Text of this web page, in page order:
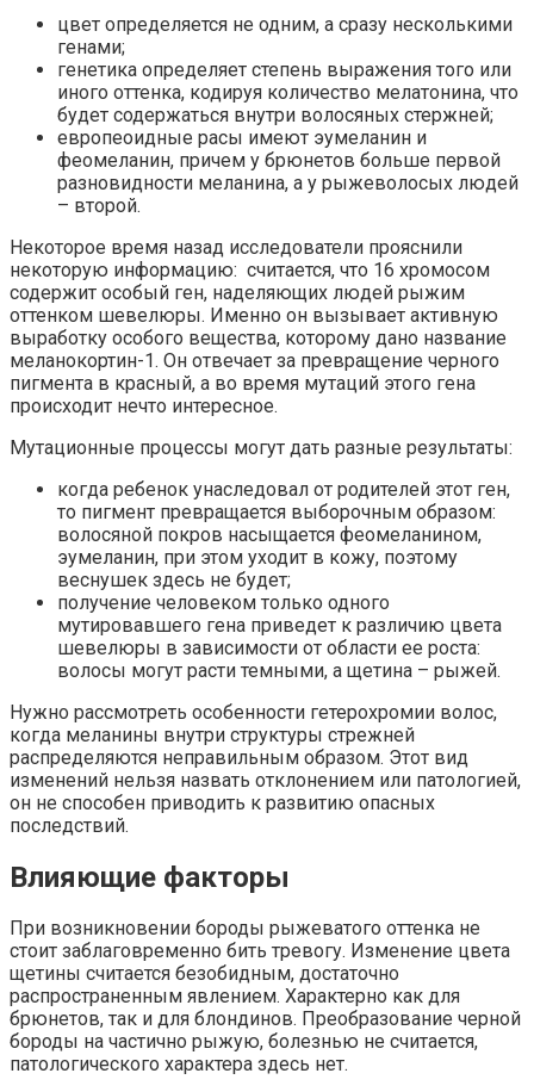
цвет определяется не одним, а сразу несколькими
генами;
генетика определяет степень выражения того или
иного оттенка, кодируя количество мелатонина, что
будет содержаться внутри волосяных стержней;
европеоидные расы имеют эумеланин и
феомеланин, причем у брюнетов больше первой
разновидности меланина, а у рыжеволосых людей
– второй.
Некоторое время назад исследователи прояснили
некоторую информацию: считается, что 16 хромосом
содержит особый ген, наделяющих людей рыжим
оттенком шевелюры. Именно он вызывает активную
выработку особого вещества, которому дано название
меланокортин-1. Он отвечает за превращение черного
пигмента в красный, а во время мутаций этого гена
происходит нечто интересное.
Мутационные процессы могут дать разные результаты:
когда ребенок унаследовал от родителей этот ген,
то пигмент превращается выборочным образом:
волосяной покров насыщается феомеланином,
эумеланин, при этом уходит в кожу, поэтому
веснушек здесь не будет;
получение человеком только одного
мутировавшего гена приведет к различию цвета
шевелюры в зависимости от области ее роста:
волосы могут расти темными, а щетина – рыжей.
Нужно рассмотреть особенности гетерохромии волос,
когда меланины внутри структуры стрежней
распределяются неправильным образом. Этот вид
изменений нельзя назвать отклонением или патологией,
он не способен приводить к развитию опасных
последствий.
Влияющие факторы
При возникновении бороды рыжеватого оттенка не
стоит заблаговременно бить тревогу. Изменение цвета
щетины считается безобидным, достаточно
распространенным явлением. Характерно как для
брюнетов, так и для блондинов. Преобразование черной
бороды на частично рыжую, болезнью не считается,
патологического характера здесь нет.